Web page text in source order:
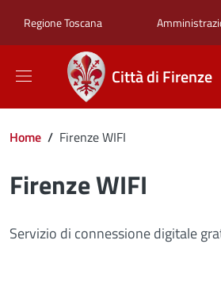
Regione Toscana
Città di Firenze
Briciole di pane
Home / Firenze WIFI
Firenze WIFI
Servizio di connessione digitale